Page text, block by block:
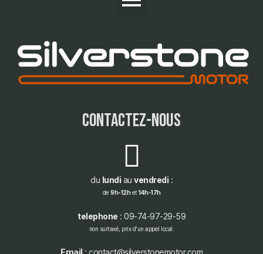
contactez-nous
du lundi au vendredi :
de 9h-12het 14h-17h
telephone : 09-74-97-29-59
non surtaxé, prix d'un appel local.